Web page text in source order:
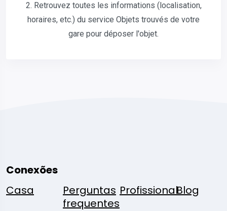
2. Retrouvez toutes les informations (localisation,
horaires, etc.) du service Objets trouvés de votre
gare pour déposer l'objet.
Conexões
Casa
Perguntas
frequentes
ProfissionalBlog